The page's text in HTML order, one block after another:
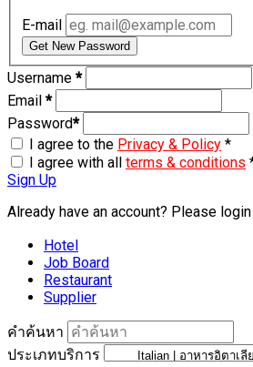
E-mail
Get New Password
Username *
Email *
Password*
I agree to the Privacy & Policy *
I agree with all terms & conditions
Sign Up
Already have an account? Please login
Hotel
Job Board
Restaurant
Supplier
คำค้นหา
ประเภทบริการ